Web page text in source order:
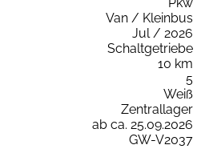
Van / Kleinbus
Jul / 2026
Schaltgetriebe
10 km
5
Weiß
Zentrallager
ab ca. 25.09.2026
GW-V2037